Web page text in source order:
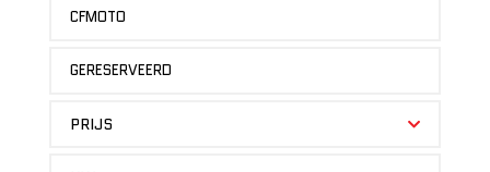
CFMOTO
GERESERVEERD
PRIJS